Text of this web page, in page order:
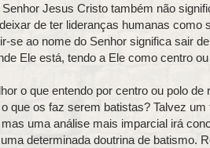
Senhor Jesus Cristo também não
de ter lideranças humanas
ao nome do Senhor significa sair
Ele está, tendo a Ele como centro
o que entendo por centro ou polo
que os faz serem batistas? Talvez
uma análise mais imparcial irá
determinada doutrina de batismo.